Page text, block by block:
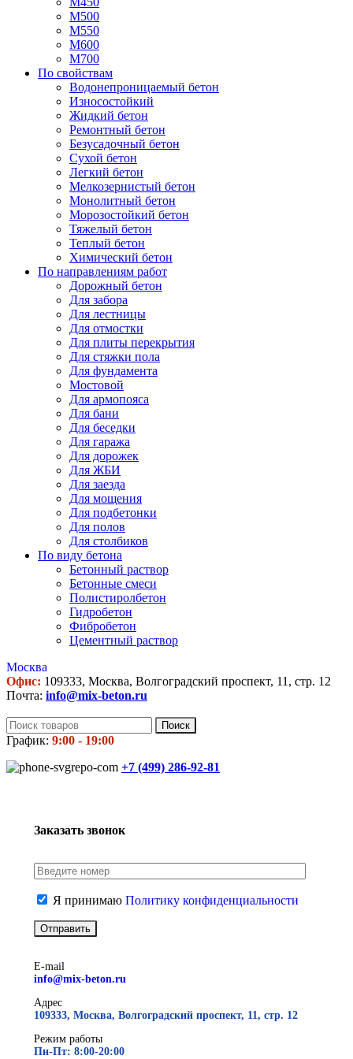
М500
М550
М600
М700
По свойствам
Водонепроницаемый бетон
Износостойкий
Жидкий бетон
Ремонтный бетон
Безусадочный бетон
Сухой бетон
Легкий бетон
Мелкозернистый бетон
Монолитный бетон
Морозостойкий бетон
Тяжелый бетон
Теплый бетон
Химический бетон
По направлениям работ
Дорожный бетон
Для забора
Для лестницы
Для отмостки
Для плиты перекрытия
Для стяжки пола
Для фундамента
Мостовой
Для армопояса
Для бани
Для беседки
Для гаража
Для дорожек
Для ЖБИ
Для заезда
Для мощения
Для подбетонки
Для полов
Для столбиков
По виду бетона
Бетонный раствор
Бетонные смеси
Полистиролбетон
Гидробетон
Фибробетон
Цементный раствор
Москва
Офис: 109333, Москва, Волгоградский проспект, 11, стр. 12
Почта: info@mix-beton.ru
Поиск
График: 9:00 - 19:00
+7 (499) 286-92-81
Заказать звонок
Я принимаю Политику конфиденциальности
E-mail
info@mix-beton.ru
Адрес
109333, Москва, Волгоградский проспект, 11, стр. 12
Режим работы
Пн-Пт: 8:00-20:00